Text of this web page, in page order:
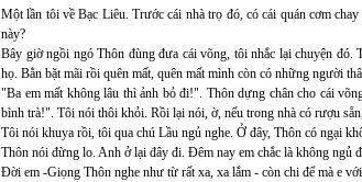
Một lần tôi về Bạc Liêu. Trước cái nhà trọ đó, có cái quán cơm
này?
Bây giờ ngồi ngó Thôn đùng đưa cái võng, tôi nhắc lại chuyện
họ. Bằn bặt mãi rồi quên mất, quên mất mình còn có những người
"Ba em mất không lâu thì ảnh bỏ đi!". Thôn dựng chân cho cái
bình trà!". Tôi nói thôi khỏi. Rồi lại nói, ờ, nếu trong nhà có rượu
Tôi nói khuya rồi, tôi qua chú Lầu ngủ nghe. Ở đây, Thôn có ngại
Thôn nói đừng lo. Anh ở lại đây đi. Đêm nay em chắc là không ngủ
Đời em -Giọng Thôn nghe như từ rất xa, xa lắm - còn chi để mà e